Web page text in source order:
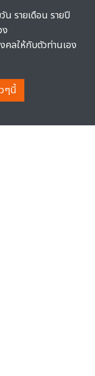
น รายเดือน รายปี
คลให้กับตัวท่านเอง
ๆนี้